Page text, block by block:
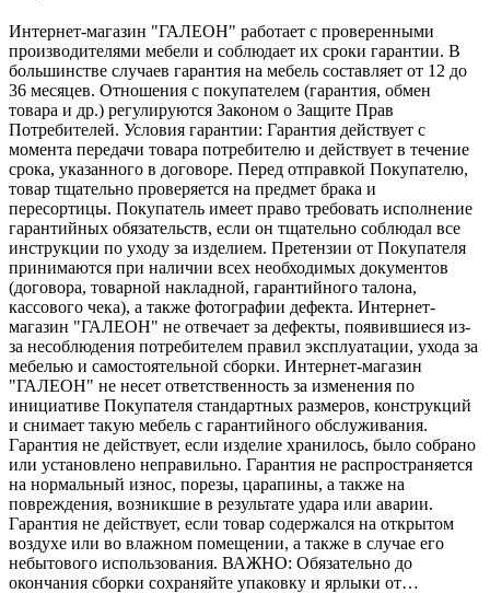
Интернет-магазин "ГАЛЕОН" работает с проверенными
производителями мебели и соблюдает их сроки гарантии. В
большинстве случаев гарантия на мебель составляет от 12 до
36 месяцев. Отношения с покупателем (гарантия, обмен
товара и др.) регулируются Законом о Защите Прав
Потребителей. Условия гарантии: Гарантия действует с
момента передачи товара потребителю и действует в течение
срока, указанного в договоре. Перед отправкой Покупателю,
товар тщательно проверяется на предмет брака и
пересортицы. Покупатель имеет право требовать исполнение
гарантийных обязательств, если он тщательно соблюдал все
инструкции по уходу за изделием. Претензии от Покупателя
принимаются при наличии всех необходимых документов
(договора, товарной накладной, гарантийного талона,
кассового чека), а также фотографии дефекта. Интернет-
магазин "ГАЛЕОН" не отвечает за дефекты, появившиеся из-
за несоблюдения потребителем правил эксплуатации, ухода за
мебелью и самостоятельной сборки. Интернет-магазин
"ГАЛЕОН" не несет ответственность за изменения по
инициативе Покупателя стандартных размеров, конструкций
и снимает такую мебель с гарантийного обслуживания.
Гарантия не действует, если изделие хранилось, было собрано
или установлено неправильно. Гарантия не распространяется
на нормальный износ, порезы, царапины, а также на
повреждения, возникшие в результате удара или аварии.
Гарантия не действует, если товар содержался на открытом
воздухе или во влажном помещении, а также в случае его
небытового использования. ВАЖНО: Обязательно до
окончания сборки сохраняйте упаковку и ярлыки от…